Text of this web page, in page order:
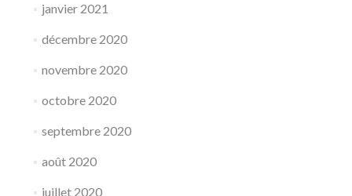
janvier 2021
décembre 2020
novembre 2020
octobre 2020
septembre 2020
août 2020
juillet 2020